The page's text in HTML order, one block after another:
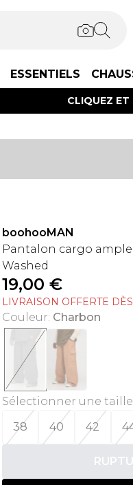
ESSENTIELS
CLIQUEZ
boohooMAN
Pantalon cargo
Washed
19,00 €
LIVRAISON OFFERTE
Couleur: Charbon
Sélectionner une taille
38
40 42